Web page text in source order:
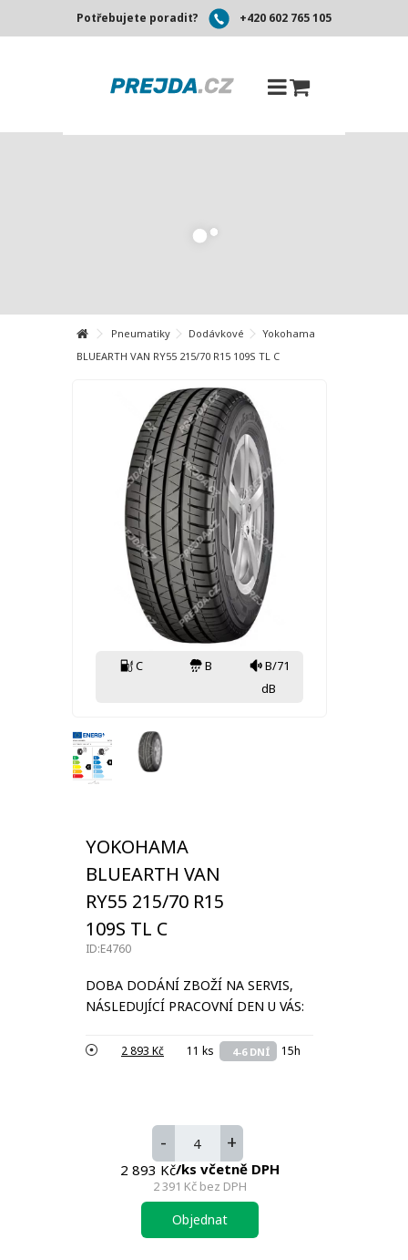
Potřebujete poradit? +420 602 765 105
Pneumatiky Dodávkové
Yokohama
BLUEARTH VAN RY55 215/70 R15 109S TL C
C B
B/71
dB
YOKOHAMA
BLUEARTH VAN
RY55 215/70 R15
109S TL C
ID:E4760
DOBA DODÁNÍ ZBOŽÍ NA SERVIS,
NÁSLEDUJÍCÍ PRACOVNÍ DEN U VÁS:
2 893 Kč 11 ks 4-6 DNÍ 15h
- +
2 893 Kč/ks včetně DPH
2 391 Kčbez DPH
Objednat